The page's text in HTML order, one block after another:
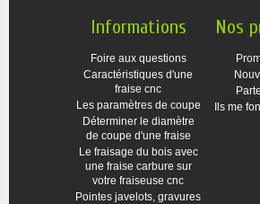
Informations
Foire aux questions
Caractéristiques d'une
fraise cnc
Les paramètres de coupe
Déterminer le diamètre
de coupe d'une fraise
Le fraisage du bois avec
une fraise carbure sur
votre fraiseuse cnc
Pointes javelots, gravures
Nos
Ils me